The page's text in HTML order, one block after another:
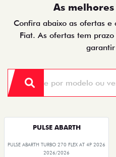
As
Confira abaixo as ofertas e
Fiat. As ofertas tem
PULSE ABARTH
PULSE ABARTH TURBO 270 FLEX AT 4P 2026
2026/2026